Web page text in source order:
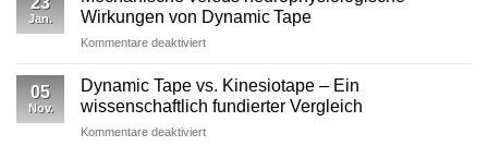
im
Profisport
–
reine
Stabilisation
ausreicht
Jan.
Wirkungen von Dynamic Tape
Kommentare deaktiviertfür
versus
neurophysiologische
Wirkungen
von
05
Nov.
Dynamic Tape vs. Kinesiotape – Ein
wissenschaftlich fundierter Vergleich
Kommentare deaktiviertfür